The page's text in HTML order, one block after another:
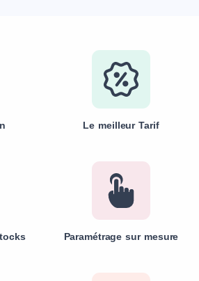
Le meilleur Tarif
Paramétrage sur mesure